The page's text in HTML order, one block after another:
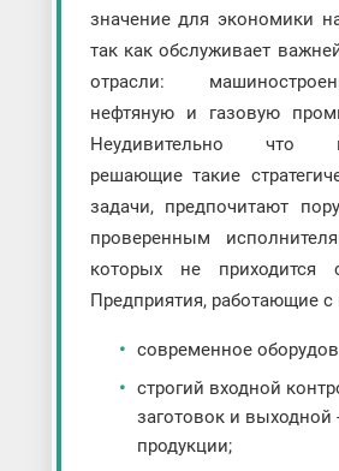
значение для экономики
так как обслуживает
отрасли:
нефтяную и газовую
Неудивительно что
решающие такие
задачи, предпочитают
проверенным
которых не приходится
Предприятия, работающие с
современное
строгий входной
заготовок и выходной
продукции;